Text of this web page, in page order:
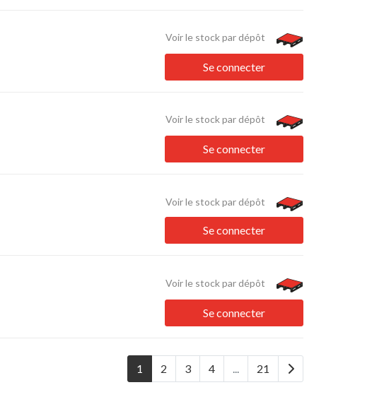
Voir le stock par dépôt
Se connecter
Voir le stock par dépôt
Se connecter
Voir le stock par dépôt
Se connecter
Voir le stock par dépôt
Se connecter
1 2 3 4 21